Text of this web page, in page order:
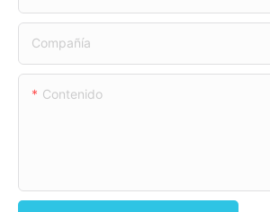
Compañía
Contenido